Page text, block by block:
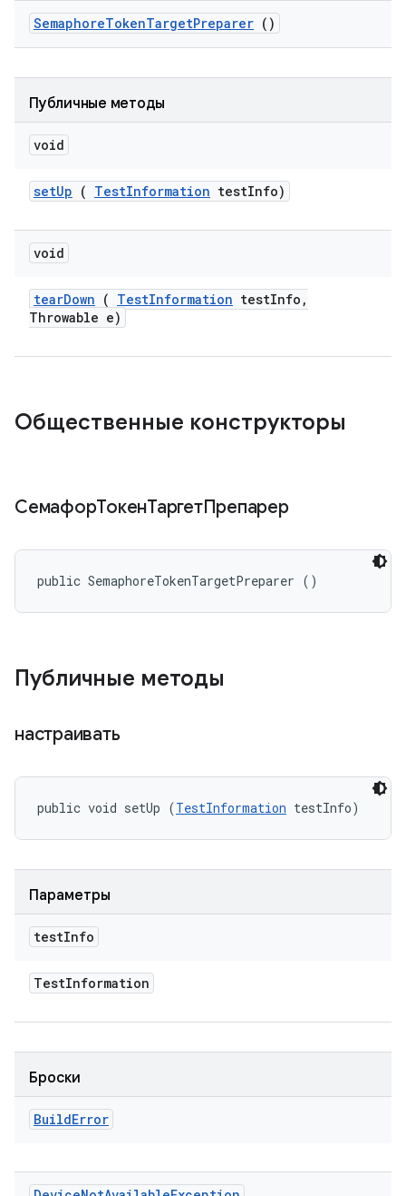
SemaphoreTokenTargetPreparer ()
Публичные методы
void
setUp ( TestInformation testInfo)
void
tearDown ( TestInformation testInfo ,
Throwable e)
Общественные конструкторы
СемафорТокенТаргетПрепарер
public SemaphoreTokenTargetPreparer ()
Публичные методы
настраивать
public void setUp (TestInformation testInfo)
Параметры
testInfo
TestInformation
Броски
BuildError